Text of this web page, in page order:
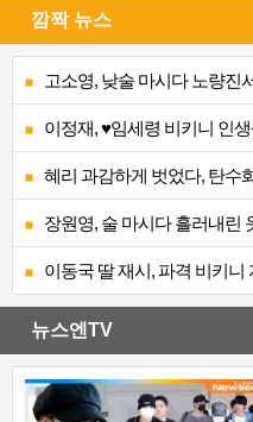
깜짝 뉴스
고소영, 낮술 마시다 노량진
이정재, ♥임세령 비키니 인
혜리 과감하게 벗었다, 탄수
장원영, 술 마시다 흘러내린
이동국 딸 재시, 파격 비키
뉴스엔TV